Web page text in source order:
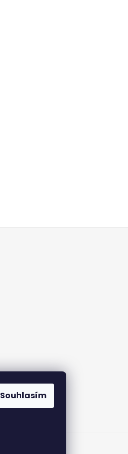
Souhlasím